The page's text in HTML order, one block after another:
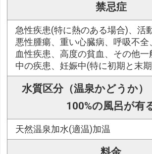
禁忌症
急性疾患(特に熱のある場合)、活
悪性腫瘍、重い心臓病、呼吸不全
血性疾患、高度の貧血、その他
中の疾患、妊娠中(特に初期と末
水質区分（温泉かどうか）
100%の風呂が有
天然温泉加水(適温)加温